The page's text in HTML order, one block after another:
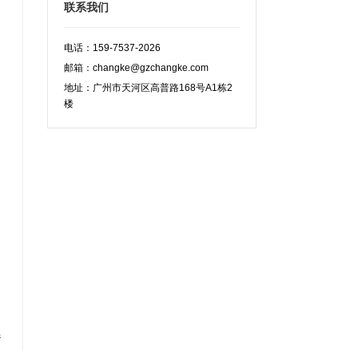
联系我们
电话：159-7537-2026
邮箱：changke@gzchangke.com
地址：广州市天河区高普路168号A1栋2
楼